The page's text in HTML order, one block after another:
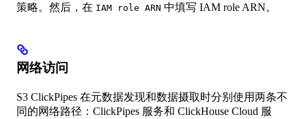
策略。然后，在 IAM role ARN 中填写 IAM role ARN。
网络访问
S3 ClickPipes 在元数据发现和数据摄取时分别使用两条不
同的网络路径：ClickPipes 服务和 ClickHouse Cloud 服